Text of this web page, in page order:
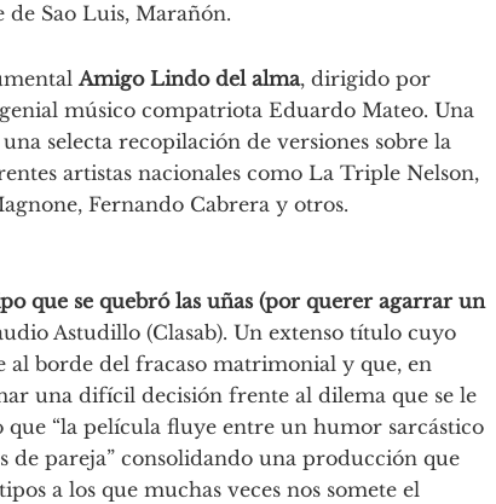
Sao Luis, Marañón.
Amigo Lindo del alma, dirigido por
músico compatriota Eduardo Mateo. Una
selecta recopilación de versiones sobre la
artistas nacionales como La Triple Nelson,
Fernando Cabrera y otros.
que se quebró las uñas (por querer agarrar un
Astudillo (Clasab). Un extenso título cuyo
al borde del fracaso matrimonial y que, en
una difícil decisión frente al dilema que se le
que “la película fluye entre un humor sarcástico
de pareja” consolidando una producción que
a los que muchas veces nos somete el